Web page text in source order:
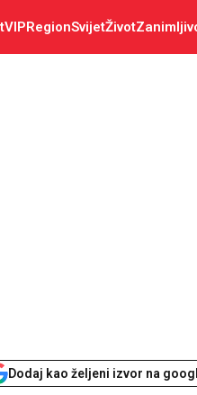
VIPRegionSvijetŽivot
Dodaj kao željeni izvor na